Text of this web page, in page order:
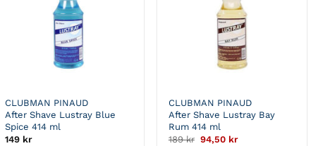
CLUBMAN PINAUD
After Shave Lustray Blue
Spice 414 ml
149 kr
CLUBMAN PINAUD
After Shave Lustray Bay
Rum 414 ml
189kr Det
94,50 krDet